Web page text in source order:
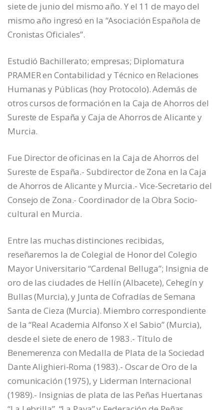
siete de junio del mismo año. Y el 11 de mayo del
mismo año ingresó en la “Asociación Española de
Cronistas Oficiales”.
Estudió Bachillerato; empresas; Diplomatura
PRAMER en Contabilidad y Técnico en Relaciones
Humanas y Públicas (hoy Protocolo). Además de
otros cursos de formación en la Caja de Ahorros del
Sureste de España y Caja de Ahorros de Alicante y
Murcia.
Fue Director de oficinas en la Caja de Ahorros del
Sureste de España.- Subdirector de Zona en la Caja
de Ahorros de Alicante y Murcia.- Vice-Secretario del
Consejo de Zona.- Coordinador de la Obra Socio-
cultural en Murcia.
Entre las muchas distinciones recibidas,
reseñaremos la de Colegial de Honor del Colegio
Mayor Universitario “Cardenal Belluga”; Insignia de
oro de las ciudades de Hellín (Albacete), Cehegín y
Bullas (Murcia), y Junta de Cofradías de Semana
Santa de Cieza (Murcia). Miembro correspondiente
de la “Real Academia Alfonso X el Sabio” (Murcia),
desde el siete de enero de 1983.- Título de
Benemerenza con Medalla de Plata de la Sociedad
Dante Alighieri-Roma (1983).- Oscar de Oro de la
comunicación (1975), y Liderman Internacional
(1989).- Insignias de plata de las Peñas Huertanas